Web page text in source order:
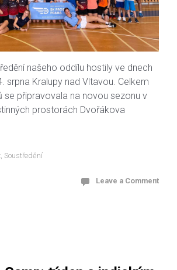
našeho oddílu hostily ve dnech
srpna Kralupy nad Vltavou. Celkem
se připravovala na novou sezonu v
prostorách Dvořákova
, Soustředění
Leave a Comment